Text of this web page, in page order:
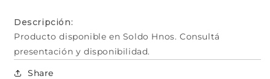
Descripción:
Producto disponible en Soldo Hnos. Consultá
presentación y disponibilidad.
Share